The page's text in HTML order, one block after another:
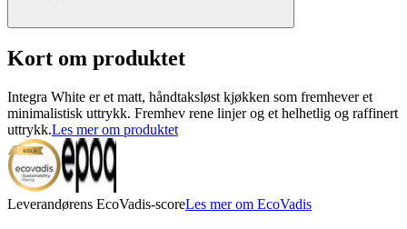
Kort om produktet
Integra White er et matt, håndtaksløst kjøkken som fremhever et
minimalistisk uttrykk. Fremhev rene linjer og et helhetlig og raffinert
uttrykk.Les mer om produktet
Leverandørens EcoVadis-scoreLes mer om EcoVadis